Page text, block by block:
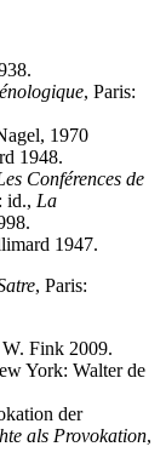
, Paris:
1970
1948.
Conférences de
id., La
1947.
, Paris:
Fink 2009.
York: Walter de
der
als Provokation,